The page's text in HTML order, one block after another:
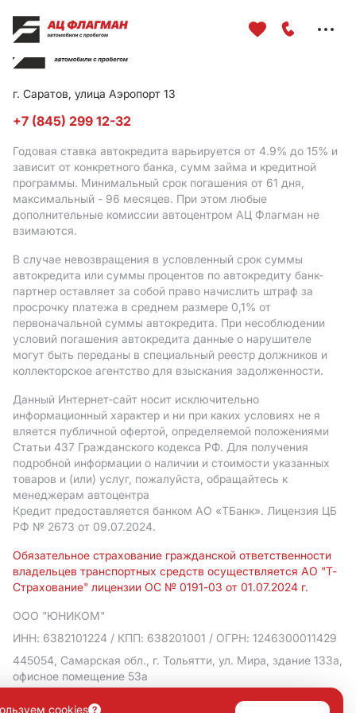
г. Саратов, улица Аэропорт 13
+7 (845) 299 12-32
Годовая ставка автокредита варьируется от 4.9% до 15% и
зависит от конкретного банка, сумм займа и кредитной
программы. Минимальный срок погашения от 61 дня,
максимальный - 96 месяцев. При этом любые
дополнительные комиссии автоцентром АЦ Флагман не
взимаются.
В случае невозвращения в условленный срок суммы
автокредита или суммы процентов по автокредиту банк-
партнер оставляет за собой право начислить штраф за
просрочку платежа в среднем размере 0,1% от
первоначальной суммы автокредита. При несоблюдении
условий погашения автокредита данные о нарушителе
могут быть переданы в специальный реестр должников и
коллекторское агентство для взыскания задолженности.
Данный Интернет-сайт носит исключительно
информационный характер и ни при каких условиях не я
вляется публичной офертой, определяемой положениями
Статьи 437 Гражданского кодекса РФ. Для получения
подробной информации о наличии и стоимости указанных
товаров и (или) услуг, пожалуйста, обращайтесь к
менеджерам автоцентра
Кредит предоставляется банком АO «ТБанк». Лицензия ЦБ
РФ № 2673 от 09.07.2024.
Обязательное страхование гражданской ответственности
владельцев транспортных средств осуществляется АО "Т-
Страхование" лицензии ОС № 0191-03 от 01.07.2024 г.
ООО "ЮНИКОМ"
ИНН: 6382101224 / КПП: 638201001 / ОГРН: 1246300011429
445054, Самарская обл., г. Тольятти, ул. Мира, здание 133а,
офисное помещение 53а
Политика в отношении обработки персональных данных
cookies